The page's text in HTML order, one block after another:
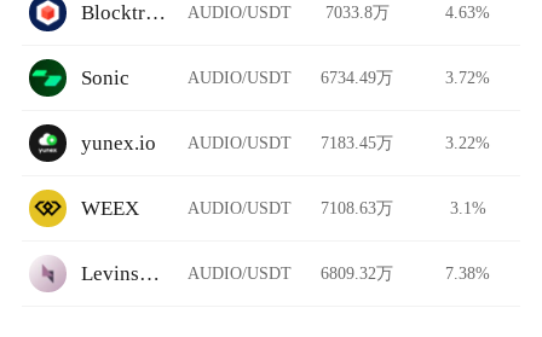
Blocktrade AUDIO/USDT 7033.8万 4.63%
Sonic AUDIO/USDT 6734.49万 3.72%
yunex.io AUDIO/USDT 7183.45万 3.22%
WEEX AUDIO/USDT 7108.63万 3.1%
Levinswap AUDIO/USDT 6809.32万 7.38%